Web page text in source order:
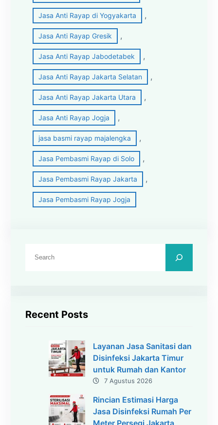
Jasa Anti Rayap di Yogyakarta ,
Jasa Anti Rayap Gresik ,
Jasa Anti Rayap Jabodetabek ,
Jasa Anti Rayap Jakarta Selatan ,
Jasa Anti Rayap Jakarta Utara ,
Jasa Anti Rayap Jogja ,
jasa basmi rayap majalengka ,
Jasa Pembasmi Rayap di Solo ,
Jasa Pembasmi Rayap Jakarta ,
Jasa Pembasmi Rayap Jogja
Recent Posts
Layanan Jasa Sanitasi dan
Disinfeksi Jakarta Timur
untuk Rumah dan Kantor
7 Agustus 2026
Rincian Estimasi Harga
Jasa Disinfeksi Rumah Per
Meter Persegi Jakarta